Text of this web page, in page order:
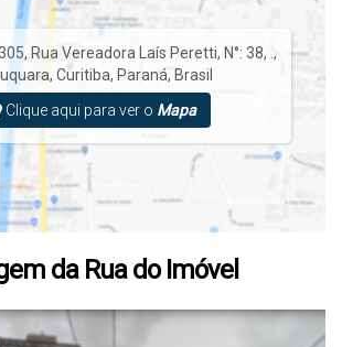
, Rua Vereadora Laís Peretti, N°: 38, .,
, Curitiba, Paraná, Brasil
Clique aqui para ver o Mapa
da Rua do Imóvel